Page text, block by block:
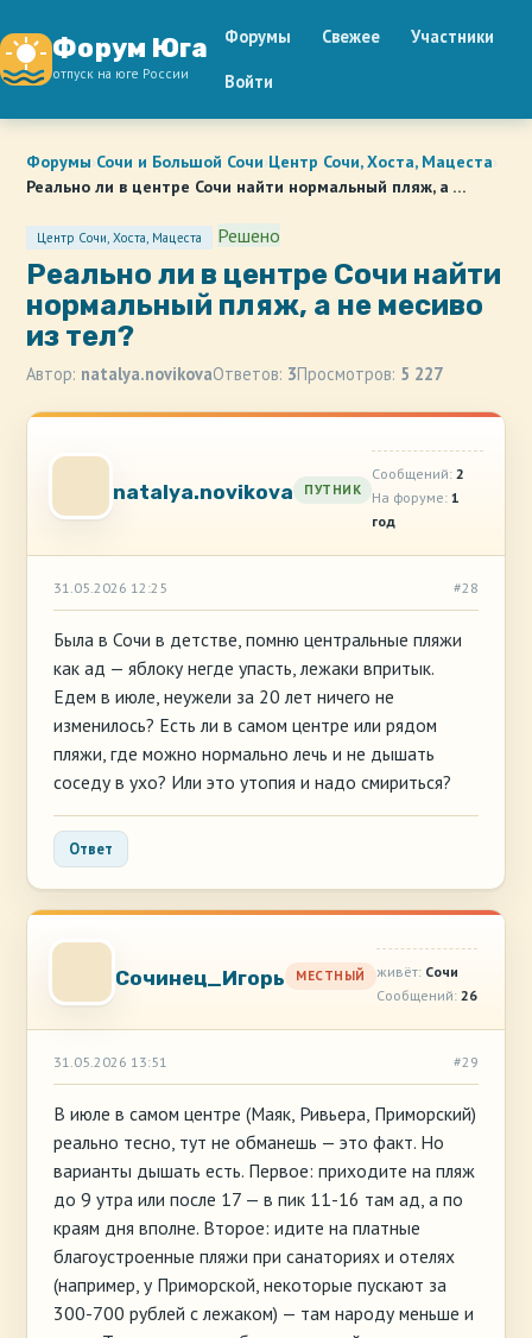
Форум Юга
отпуск на юге России
Форумы Свежее
Участники
Войти
Форумы›Сочи и Большой Сочи›Центр Сочи, Хоста, Мацеста›
Реально ли в центре Сочи найти нормальный пляж, а …
Центр Сочи, Хоста, Мацеста Решено
Реально ли в центре Сочи найти
нормальный пляж, а не месиво
из тел?
Автор: natalya.novikovaОтветов: 3Просмотров: 5 227
natalya.novikova ПУТНИК
Сообщений:2
На форуме:1
год
31.05.2026 12:25 #28
Была в Сочи в детстве, помню центральные пляжи
как ад — яблоку негде упасть, лежаки впритык.
Едем в июле, неужели за 20 лет ничего не
изменилось? Есть ли в самом центре или рядом
пляжи, где можно нормально лечь и не дышать
соседу в ухо? Или это утопия и надо смириться?
Ответ
Сочинец_Игорь МЕСТНЫЙ живёт: Сочи
Сообщений: 26
31.05.2026 13:51 #29
В июле в самом центре (Маяк, Ривьера, Приморский)
реально тесно, тут не обманешь — это факт. Но
варианты дышать есть. Первое: приходите на пляж
до 9 утра или после 17 — в пик 11-16 там ад, а по
краям дня вполне. Второе: идите на платные
благоустроенные пляжи при санаториях и отелях
(например, у Приморской, некоторые пускают за
300-700 рублей с лежаком) — там народу меньше и